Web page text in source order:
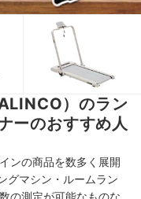
）のラン
ーのおすすめ人
ンの商品を数多く展開
グマシン・ルームラン